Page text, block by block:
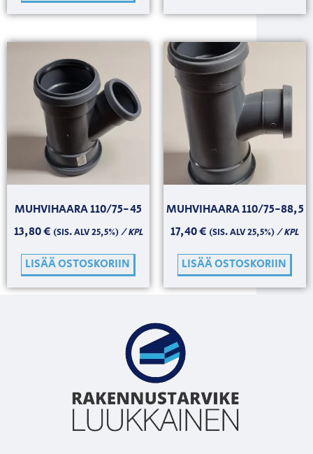
MUHVIHAARA 110/75-45
13,80€ (SIS. ALV 25,5%)/ KPL
LISÄÄ OSTOSKORIIN
MUHVIHAARA 110/75-88,5
17,40€ (SIS. ALV 25,5%)/ KPL
LISÄÄ OSTOSKORIIN